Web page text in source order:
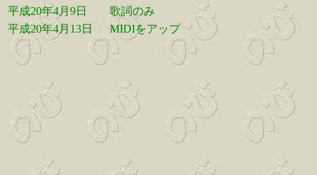
平成20年4月9日
歌詞のみ
平成20年4月13日
MIDIをアップ